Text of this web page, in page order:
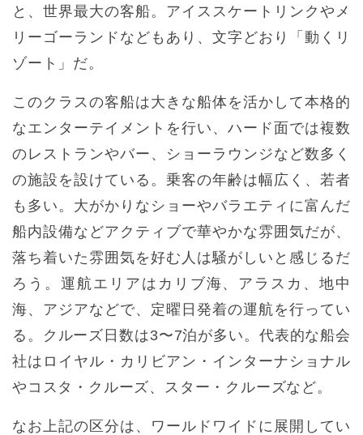
と、世界最大の客船。アイススケートリンクやメ
リーゴーランドなどもあり、文字どおり「動くリ
ゾート」だ。
このクラスの客船は大きな船体を活かして本格的
なエンターテイメントを行い、ハード面では複数
のレストランやバー、ショーラウンジなど数多く
の施設を設けている。乗客の年齢は幅広く、若者
も多い。大がかりなショーやバラエティに富んだ
船内設備などアクティブで華やかな雰囲気だが、
落ち着いた雰囲気を好む人は騒がしいと感じるだ
ろう。運航エリアはカリブ海、アラスカ、地中
海、アジアなどで、定曜日発着の運航を行ってい
る。クルーズ日数は3〜7泊が多い。代表的な船会
社はロイヤル・カリビアン・インターナショナル
やコスタ・クルーズ、スター・クルーズなど。
なお上記の区分は、ワールドワイドに展開してい